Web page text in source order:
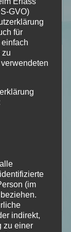
GVO)
für
zu
(im
indirekt,
zu einer